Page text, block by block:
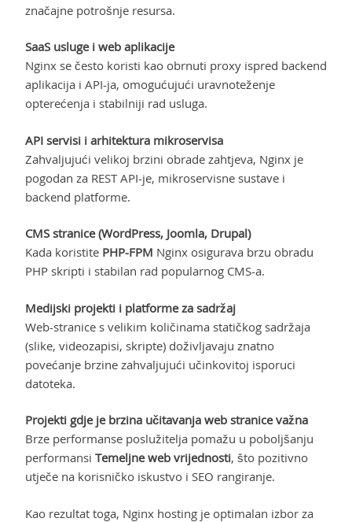
značajne potrošnje resursa.
SaaS usluge i web aplikacije
Nginx se često koristi kao obrnuti proxy ispred backend
aplikacija i API-ja, omogućujući uravnoteženje
opterećenja i stabilniji rad usluga.
API servisi i arhitektura mikroservisa
Zahvaljujući velikoj brzini obrade zahtjeva, Nginx je
pogodan za REST API-je, mikroservisne sustave i
backend platforme.
CMS stranice (WordPress, Joomla, Drupal)
Kada koristite PHP-FPM Nginx osigurava brzu obradu
PHP skripti i stabilan rad popularnog CMS-a.
Medijski projekti i platforme za sadržaj
Web-stranice s velikim količinama statičkog sadržaja
(slike, videozapisi, skripte) doživljavaju znatno
povećanje brzine zahvaljujući učinkovitoj isporuci
datoteka.
Projekti gdje je brzina učitavanja web stranice važna
Brze performanse poslužitelja pomažu u poboljšanju
performansi Temeljne web vrijednosti, što pozitivno
utječe na korisničko iskustvo i SEO rangiranje.
Kao rezultat toga, Nginx hosting je optimalan izbor za